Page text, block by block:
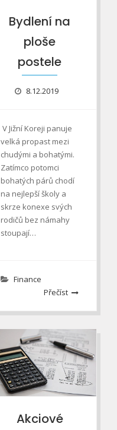
Bydlení na
ploše
postele
8.12.2019
V Jižní Koreji panuje
velká propast mezi
chudými a bohatými.
Zatímco potomci
bohatých párů chodí
na nejlepší školy a
skrze konexe svých
rodičů bez námahy
stoupají…
Finance
Přečíst
Akciové